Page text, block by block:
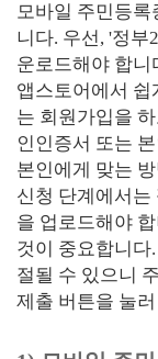
모바일 주민등
니다. 우선, '정부
운로드해야 합니
앱스토어에서 쉽
는 회원가입을
인인증서 또는
본인에게 맞는
신청 단계에서는
을 업로드해야
것이 중요합니다
절될 수 있으니
제출 버튼을 눌